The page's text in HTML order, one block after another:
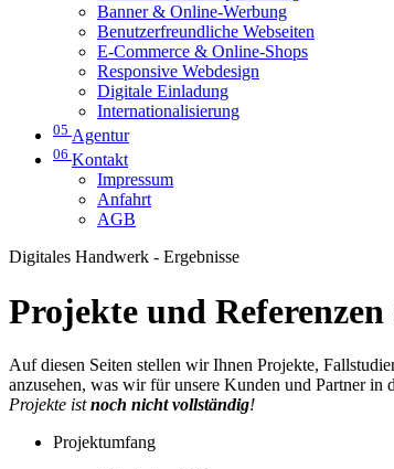
Banner & Online-Werbung
Benutzerfreundliche Webseiten
E-Commerce & Online-Shops
Responsive Webdesign
Digitale Einladung
Internationalisierung
05 Agentur
06 Kontakt
Impressum
Anfahrt
AGB
Digitales Handwerk - Ergebnisse
Projekte und
Auf diesen Seiten stellen wir Ihnen Projekte,
anzusehen, was wir für unsere Kunden und Partner in
Projekte istnoch nicht vollständig!
Projektumfang